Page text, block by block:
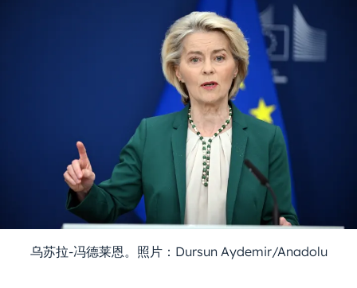
乌苏拉-冯德莱恩。照片：Dursun Aydemir/Anadolu